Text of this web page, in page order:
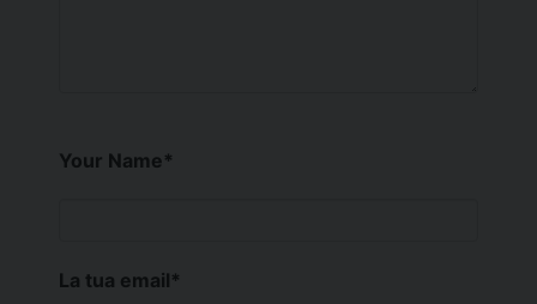
Your Name*
La tua email*